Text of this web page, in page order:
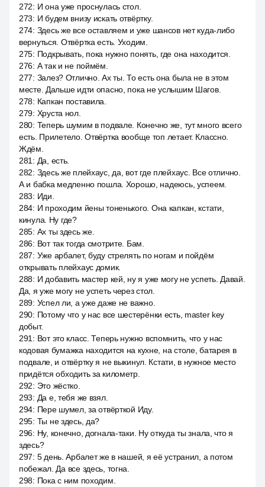
272: И она уже проснулась стол.
273: И будем внизу искать отвёртку.
274: Здесь же все оставляем и уже шансов нет куда-либо
вернуться. Отвёртка есть. Уходим.
275: Подкрывать, пока нужно понять, где она находится.
276: А так и не поймём.
277: Залез? Отлично. Ах ты. То есть она была не в этом
месте. Дальше идти опасно, пока не услышим Шагов.
278: Капкан поставила.
279: Хруста нол.
280: Теперь шумим в подвале. Конечно же, тут много всего
есть. Прилетело. Отвёртка вообще топ летает. Классно.
Ждём.
281 : Да, есть.
282: Здесь же плейхаус, да, вот где плейхаус. Все отлично.
А и бабка медленно пошла. Хорошо, надеюсь, успеем.
283: Иди.
284: И проходим йены тоненького. Она капкан, кстати,
кинула. Ну где?
285: Ах ты здесь же.
286: Вот так тогда смотрите. Бам.
287: Уже арбалет, буду стрелять по ногам и пойдём
открывать плейхаус домик.
288: И добавить мастер кей, ну я уже могу не успеть. Давай.
Да, я уже могу не успеть через стол.
289: Успел ли, а уже даже не важно.
290: Потому что у нас все шестерёнки есть, master key
добыт.
291 : Вот это класс. Теперь нужно вспомнить, что у нас
кодовая бумажка находится на кухне, на столе, батарея в
подвале, и отвёртку я не выкинул. Кстати, в нужное место
придётся обходить за километр.
292: Это жёстко.
293: Да е, тебя же взял.
294: Пере шумел, за отвёрткой Иду.
295: Ты не здесь, да?
296: Ну, конечно, догнала-таки. Ну откуда ты знала, что я
здесь?
297: 5 день. Арбалет же в нашей, я её устранил, а потом
побежал. Да все здесь, тогна.
298: Пока с ним походим.